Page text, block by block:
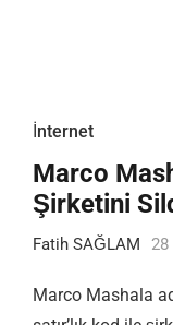
İnternet
Marco
Şirketini
Fatih SAĞLAM 28
Marco Mashala